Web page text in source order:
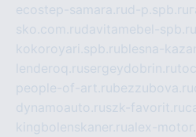
ecostep-samara.rud-p.spb.ru
sko.com.rudavitamebel-spb.ru
kokoroyari.spb.rublesna-
lenderoq.rusergeydobrin.ru
people-of-art.rubezzubova.ru
dynamoauto.ruszk-favorit.ru
kingbolenskaner.rualex-